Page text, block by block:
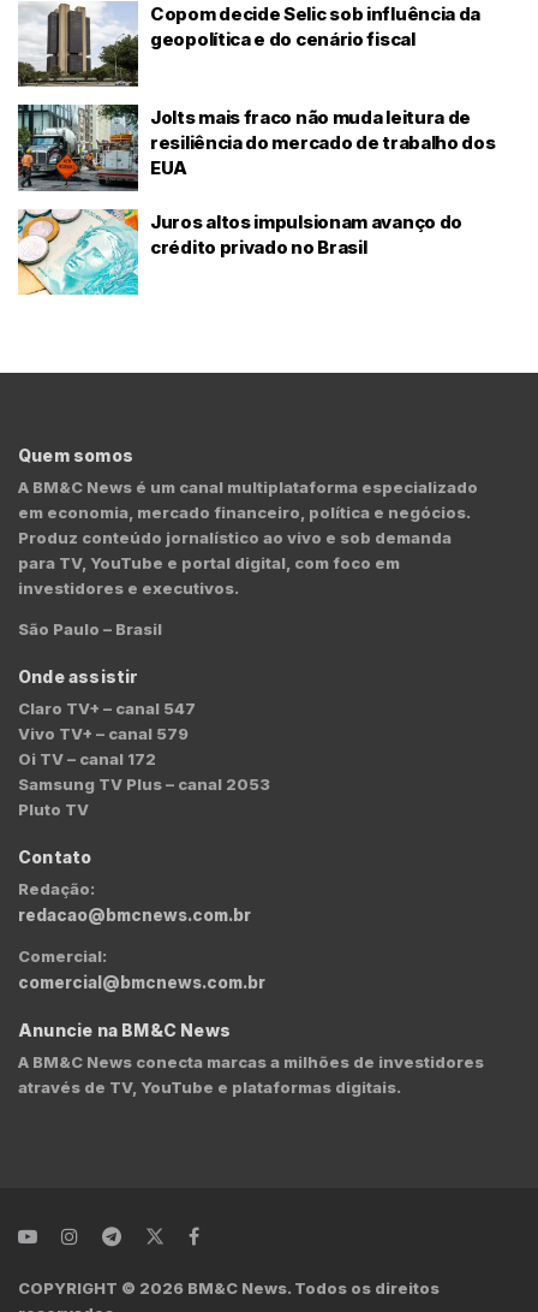
Copom decide Selic sob influência da
geopolítica e do cenário fiscal
Jolts mais fraco não muda leitura de
resiliência do mercado de trabalho dos
EUA
Juros altos impulsionam avanço do
crédito privado no Brasil
Quem somos
A BM&C News é um canal multiplataforma especializado
em economia, mercado financeiro, política e negócios.
Produz conteúdo jornalístico ao vivo e sob demanda
para TV, YouTube e portal digital, com foco em
investidores e executivos.
São Paulo – Brasil
Onde assistir
Claro TV+ – canal 547
Vivo TV+ – canal 579
Oi TV – canal 172
Samsung TV Plus – canal 2053
Pluto TV
Contato
Redação:
redacao@bmcnews.com.br
Comercial:
comercial@bmcnews.com.br
Anuncie na BM&C News
A BM&C News conecta marcas a milhões de investidores
através de TV, YouTube e plataformas digitais.
COPYRIGHT © 2026 BM&C News. Todos os direitos